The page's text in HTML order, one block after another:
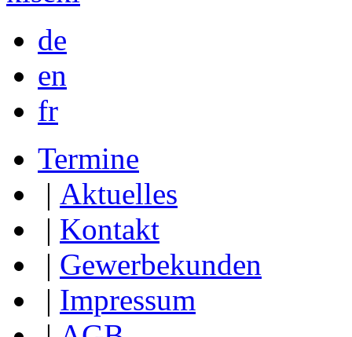
de
en
fr
Termine
| Aktuelles
| Kontakt
| Gewerbekunden
| Impressum